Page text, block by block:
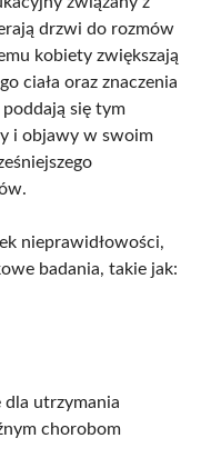
drzwi do rozmów
kobiety zwiększają
ciała oraz znaczenia
się tym
i objawy w swoim
nieprawidłowości,
badania, takie jak:
dla utrzymania
chorobom